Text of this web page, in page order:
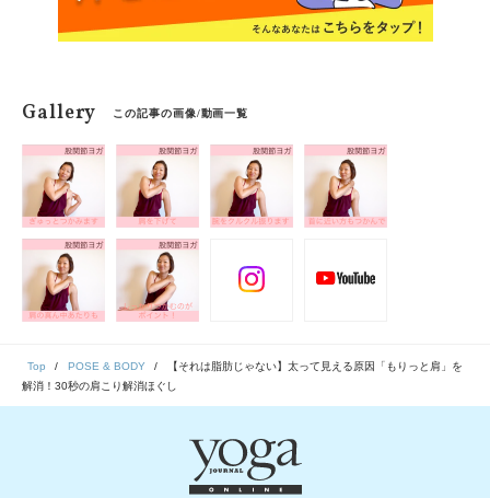
Gallery この記事の画像/動画一覧
Top POSE & BODY
【それは脂肪じゃない】太って見える原因「もりっと肩」を
解消！30秒の肩こり解消ほぐし